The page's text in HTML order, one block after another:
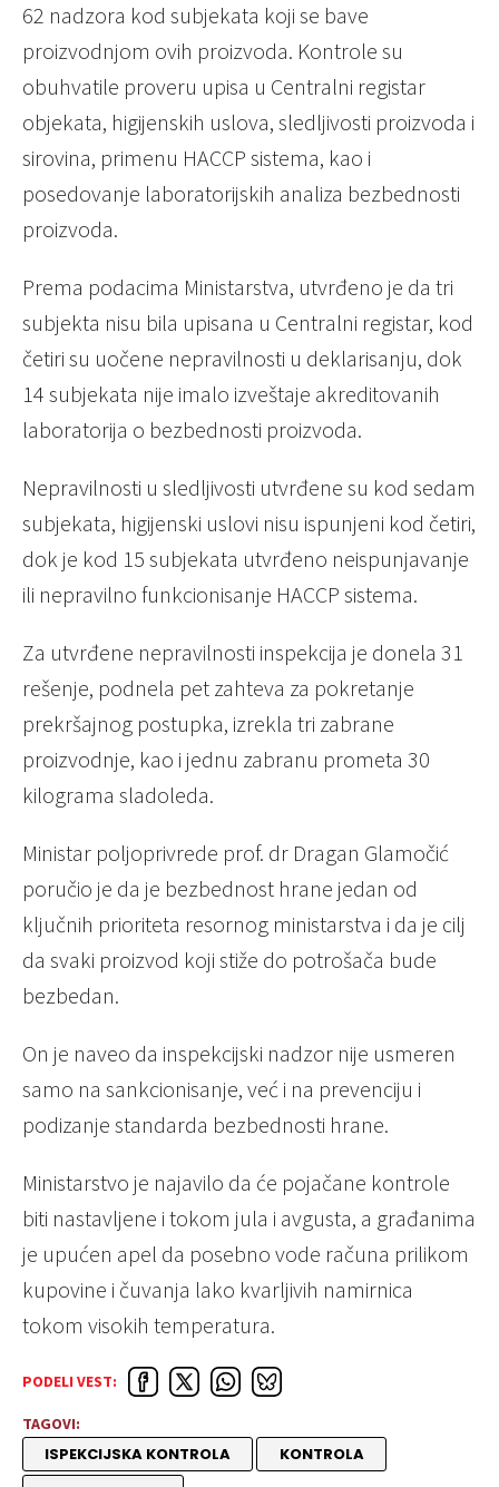
62 nadzora kod subjekata koji se bave
proizvodnjom ovih proizvoda. Kontrole su
obuhvatile proveru upisa u Centralni registar
objekata, higijenskih uslova, sledljivosti proizvoda i
sirovina, primenu HACCP sistema, kao i
posedovanje laboratorijskih analiza bezbednosti
proizvoda.
Prema podacima Ministarstva, utvrđeno je da tri
subjekta nisu bila upisana u Centralni registar, kod
četiri su uočene nepravilnosti u deklarisanju, dok
14 subjekata nije imalo izveštaje akreditovanih
laboratorija o bezbednosti proizvoda.
Nepravilnosti u sledljivosti utvrđene su kod sedam
subjekata, higijenski uslovi nisu ispunjeni kod četiri,
dok je kod 15 subjekata utvrđeno neispunjavanje
ili nepravilno funkcionisanje HACCP sistema.
Za utvrđene nepravilnosti inspekcija je donela 31
rešenje, podnela pet zahteva za pokretanje
prekršajnog postupka, izrekla tri zabrane
proizvodnje, kao i jednu zabranu prometa 30
kilograma sladoleda.
Ministar poljoprivrede prof. dr Dragan Glamočić
poručio je da je bezbednost hrane jedan od
ključnih prioriteta resornog ministarstva i da je cilj
da svaki proizvod koji stiže do potrošača bude
bezbedan.
On je naveo da inspekcijski nadzor nije usmeren
samo na sankcionisanje, već i na prevenciju i
podizanje standarda bezbednosti hrane.
Ministarstvo je najavilo da će pojačane kontrole
biti nastavljene i tokom jula i avgusta, a građanima
je upućen apel da posebno vode računa prilikom
kupovine i čuvanja lako kvarljivih namirnica
tokom visokih temperatura.
PODELI VEST:
TAGOVI:
ISPEKCIJSKA KONTROLA
KONTROLA